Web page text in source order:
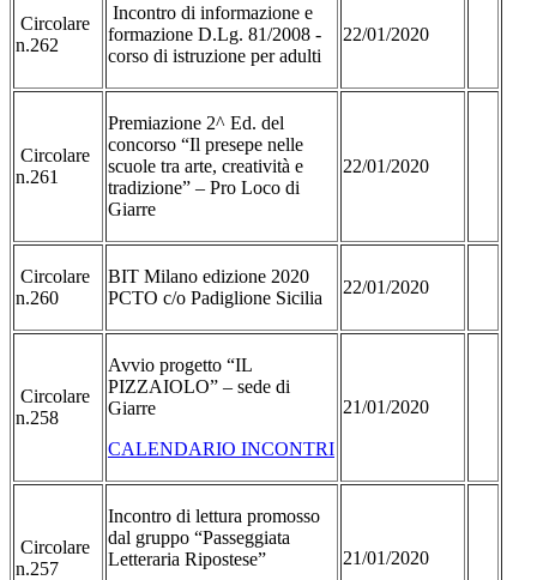
Circolare
n.262
Incontro di informazione e
formazione D.Lg. 81/2008 -
corso di istruzione per adulti
22/01/2020
Circolare
n.261
Premiazione 2^ Ed. del
concorso “Il presepe nelle
scuole tra arte, creatività e
tradizione” – Pro Loco di
Giarre
22/01/2020
Circolare
n.260
BIT Milano edizione 2020
PCTO c/o Padiglione Sicilia
22/01/2020
Circolare
n.258
Avvio progetto “IL
PIZZAIOLO” – sede di
Giarre
CALENDARIO INCONTRI
21/01/2020
Circolare
n.257
Incontro di lettura promosso
dal gruppo “Passeggiata
Letteraria Ripostese”
21/01/2020